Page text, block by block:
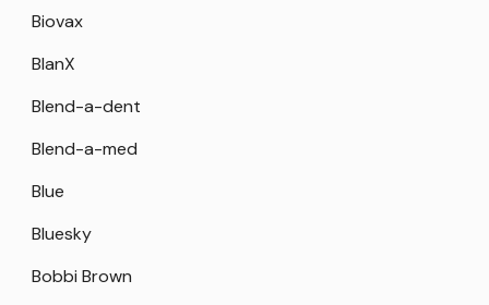
Biovax
BlanX
Blend-a-dent
Blend-a-med
Blue
Bluesky
Bobbi Brown